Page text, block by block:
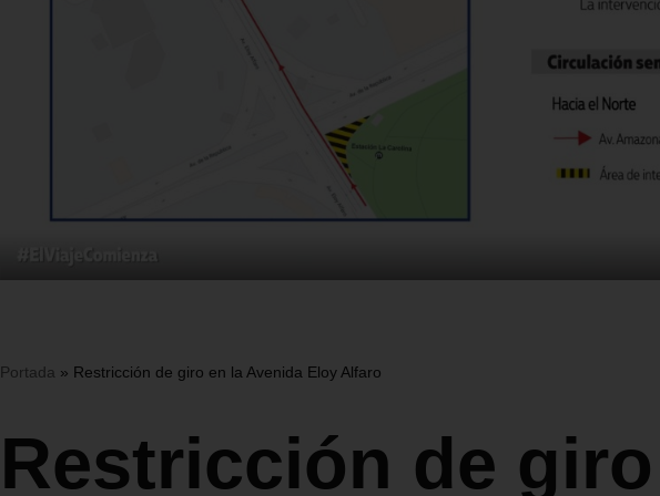
Portada » Restricción de giro en la Avenida Eloy Alfaro
Restricción de